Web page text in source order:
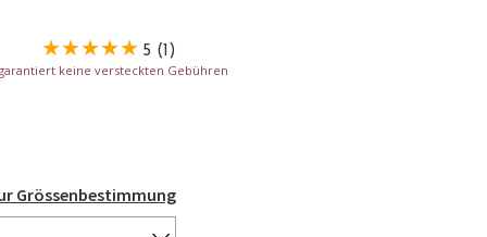
5 (1)
keine versteckten Gebühren
Grössenbestimmung